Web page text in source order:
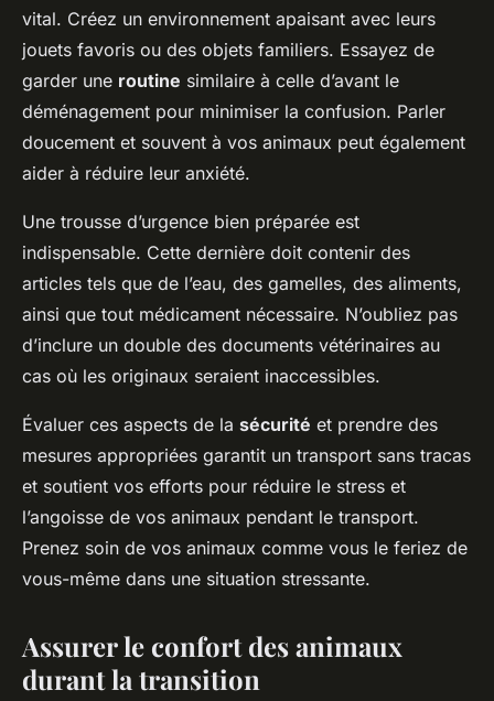
vital. Créez un environnement apaisant avec leurs
jouets favoris ou des objets familiers. Essayez de
garder une routine similaire à celle d’avant le
déménagement pour minimiser la confusion. Parler
doucement et souvent à vos animaux peut également
aider à réduire leur anxiété.
Une trousse d’urgence bien préparée est
indispensable. Cette dernière doit contenir des
articles tels que de l’eau, des gamelles, des aliments,
ainsi que tout médicament nécessaire. N’oubliez pas
d’inclure un double des documents vétérinaires au
cas où les originaux seraient inaccessibles.
Évaluer ces aspects de la sécurité et prendre des
mesures appropriées garantit un transport sans tracas
et soutient vos efforts pour réduire le stress et
l’angoisse de vos animaux pendant le transport.
Prenez soin de vos animaux comme vous le feriez de
vous-même dans une situation stressante.
Assurer le confort des animaux
durant la transition